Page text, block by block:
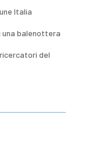
Italia
una balenottera
del